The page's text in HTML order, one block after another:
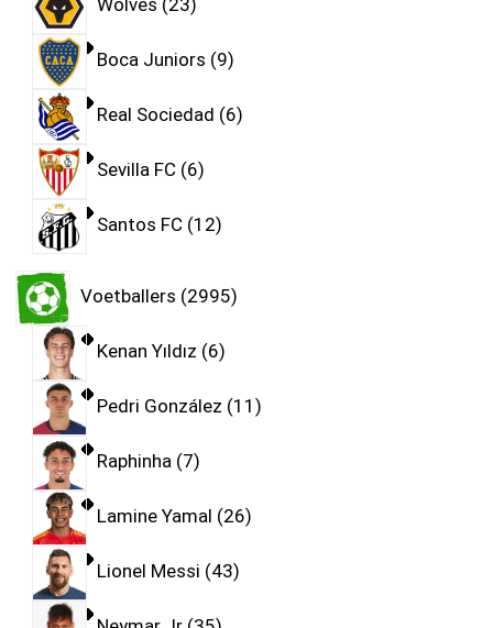
Wolves 23
Boca Juniors 9
Real Sociedad 6
Sevilla FC 6
Santos FC 12
Voetballers 2995
Kenan Yıldız 6
Pedri González 11
Raphinha 7
Lamine Yamal 26
Lionel Messi 43